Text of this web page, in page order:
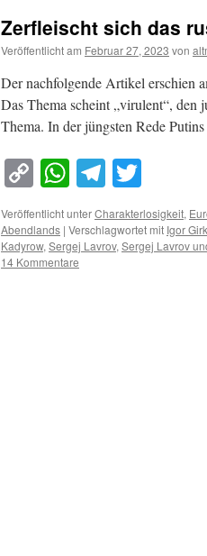
Zerfleischt sich das
Veröffentlicht am Februar 27, 2023 von
Der nachfolgende Artikel erschien
Das Thema scheint „virulent“, den
Thema. In der jüngsten Rede
Copy
Link
WhatsApp
Telegram
Veröffentlicht unterCharakterlosigkeit,
Abendlands | Verschlagwortet mit Igor
Kadyrow,Sergej Lavrov,Sergej Lavrov
14 Kommentare